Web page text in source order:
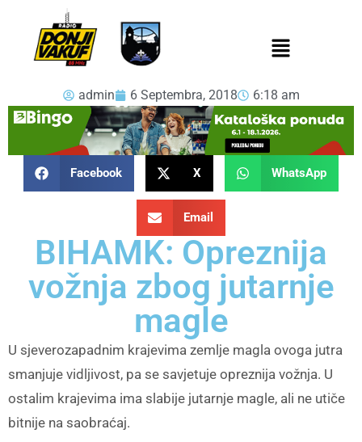
admin 6 Septembra, 2018 6:18 am
Facebook X WhatsApp
Email
BIHAMK: Opreznija
vožnja zbog jutarnje
magle
U sjeverozapadnim krajevima zemlje magla ovoga jutra
smanjuje vidljivost, pa se savjetuje opreznija vožnja. U
ostalim krajevima ima slabije jutarnje magle, ali ne utiče
bitnije na saobraćaj.